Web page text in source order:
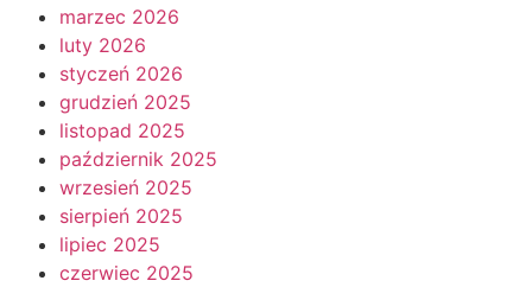
marzec 2026
luty 2026
styczeń 2026
grudzień 2025
listopad 2025
październik 2025
wrzesień 2025
sierpień 2025
lipiec 2025
czerwiec 2025